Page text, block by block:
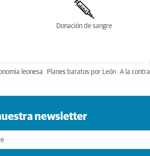
Donación de sangre
leonesa Planes baratos por León A la contra
newsletter